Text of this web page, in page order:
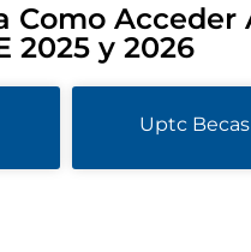
Como Acceder
2025 y 2026
Uptc Becas